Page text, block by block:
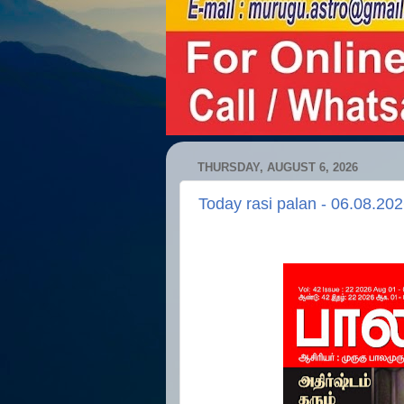
THURSDAY, AUGUST 6, 2026
Today rasi palan -